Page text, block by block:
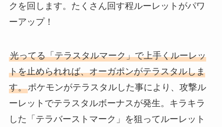
クを回します。たくさん回す程ルーレットがパワ
ーアップ！
光ってる「テラスタルマーク」で上手くルーレッ
トを止められれば、オーガポンがテラスタルしま
す。ポケモンがテラスタルした事により、攻撃ル
ーレットでテラスタルボーナスが発生。キラキラ
した「テラバーストマーク」を狙ってルーレット